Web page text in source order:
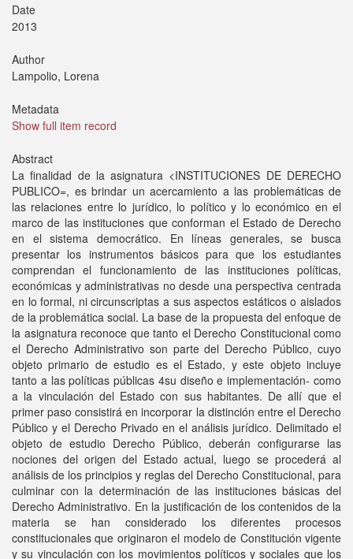
Date
2013
Author
Lampolio, Lorena
Metadata
Show full item record
Abstract
La finalidad de la asignatura <INSTITUCIONES DE DERECHO
PUBLICO=, es brindar un acercamiento a las problemáticas de
las relaciones entre lo jurídico, lo político y lo económico en el
marco de las instituciones que conforman el Estado de Derecho
en el sistema democrático. En líneas generales, se busca
presentar los instrumentos básicos para que los estudiantes
comprendan el funcionamiento de las instituciones políticas,
económicas y administrativas no desde una perspectiva centrada
en lo formal, ni circunscriptas a sus aspectos estáticos o aislados
de la problemática social. La base de la propuesta del enfoque de
la asignatura reconoce que tanto el Derecho Constitucional como
el Derecho Administrativo son parte del Derecho Público, cuyo
objeto primario de estudio es el Estado, y este objeto incluye
tanto a las políticas públicas 4su diseño e implementación- como
a la vinculación del Estado con sus habitantes. De allí que el
primer paso consistirá en incorporar la distinción entre el Derecho
Público y el Derecho Privado en el análisis jurídico. Delimitado el
objeto de estudio Derecho Público, deberán configurarse las
nociones del origen del Estado actual, luego se procederá al
análisis de los principios y reglas del Derecho Constitucional, para
culminar con la determinación de las instituciones básicas del
Derecho Administrativo. En la justificación de los contenidos de la
materia se han considerado los diferentes procesos
constitucionales que originaron el modelo de Constitución vigente
y su vinculación con los movimientos políticos y sociales que los